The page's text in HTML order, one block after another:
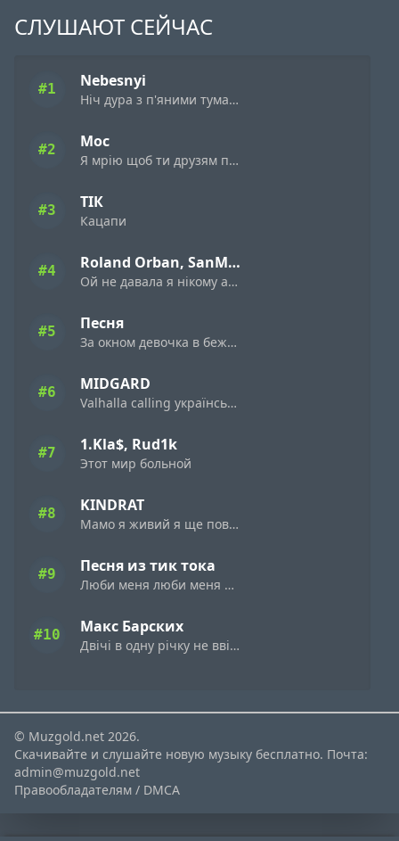
СЛУШАЮТ СЕЙЧАС
#1 Nebesnyi
Ніч дура з п'яними туманами
#2 Мос
Я мрію щоб ти друзям пісню цю поставила
#3 ТІК
Кацапи
#4 Roland Orban, SanMia
Ой не давала я нiкому а дала я нiмому
#5 Песня
За окном девочка в бежевом платьице
#6 MIDGARD
Valhalla calling українська версія
#7 1.Kla$, Rud1k
Этот мир больной
#8 KINDRAT
Мамо я живий я ще повернусь
#9 Песня из тик тока
Люби меня люби меня а speed up remix
#10 Макс Барских
Двічі в одну річку не ввійдеш
© Muzgold.net 2026.
Скачивайте и слушайте новую музыку бесплатно. Почта:
admin@muzgold.net
Правообладателям / DMCA